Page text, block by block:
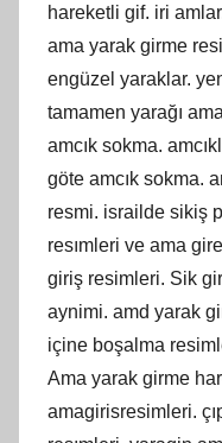
hareketli gif. iri
ama yarak girme
engüzel yaraklar.
tamamen yarağı
amcık sokma.
göte amcık sokma.
resmi. israilde sikiş
resımleri ve ama
giriş resimleri. Sik
aynimi. amd yarak
içine boşalma
Ama yarak girme
amagirisresimleri.